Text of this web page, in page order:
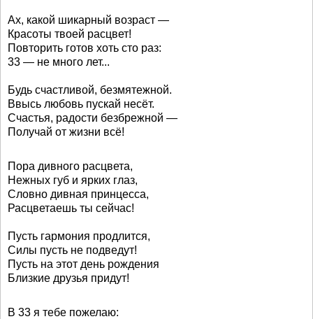
Ах, какой шикарный возраст —
Красоты твоей расцвет!
Повторить готов хоть сто раз:
33 — не много лет...
Будь счастливой, безмятежной.
Ввысь любовь пускай несёт.
Счастья, радости безбрежной —
Получай от жизни всё!
Пора дивного расцвета,
Нежных губ и ярких глаз,
Словно дивная принцесса,
Расцветаешь ты сейчас!
Пусть гармония продлится,
Силы пусть не подведут!
Пусть на этот день рождения
Близкие друзья придут!
В 33 я тебе пожелаю: